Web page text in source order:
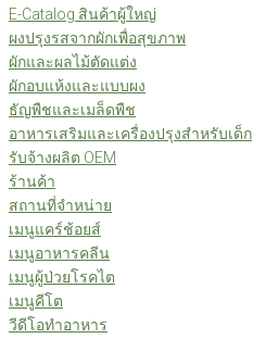
E-Catalog สินค้าผู้ใหญ่
ผงปรุงรสจากผักเพื่อสุขภาพ
ผักและผลไม้ตัดแต่ง
ผักอบแห้งและแบบผง
ธัญพืชและเมล็ดพืช
อาหารเสริมและเครื่องปรุงสำหรับเด็ก
รับจ้างผลิต OEM
ร้านค้า
สถานที่จำหน่าย
เมนูแคร์ช้อยส์
เมนูอาหารคลีน
เมนูผู้ป่วยโรคไต
เมนูคีโต
วีดีโอทำอาหาร